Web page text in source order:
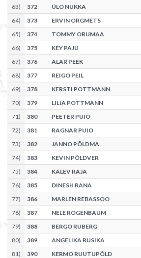
63) 372 ÜLO NUKKA
64) 373 ERVIN ORGMETS
65) 374 TOMMY ORUMAA
66) 375 KEY PAJU
67) 376 ALAR PEEK
68) 377 REIGO PEIL
69) 378 KERSTI POTTMANN
70) 379 LILIA POTTMANN
71) 380 PEETER PUIO
72) 381 RAGNAR PUIO
73) 382 JANNO PÕLDMA
74) 383 KEVIN PÕLDVER
75) 384 KALEV RAJA
76) 385 DINESH RANA
77) 386 MARLEN REBASSOO
78) 387 NELE ROGENBAUM
79) 388 BERGO RUBERG
80) 389 ANGELIKA RUSIKA
81) 390 KERMO RUUTUPÕLD